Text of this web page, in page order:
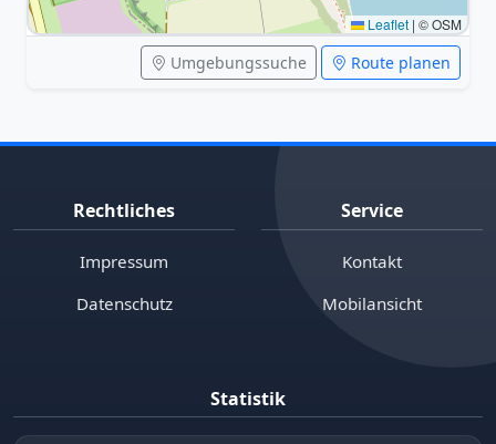
Leaflet | © OSM
Umgebungssuche Route planen
Rechtliches
Impressum
Datenschutz
Service
Kontakt
Mobilansicht
Statistik